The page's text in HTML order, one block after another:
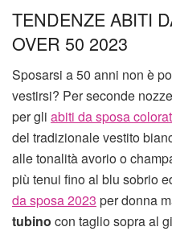
TENDENZE ABITI
OVER 50 2023
Sposarsi a 50 anni non è
vestirsi? Per seconde
per gli abiti da sposa
del tradizionale vestito
alle tonalità avorio o
più tenui fino al blu sobrio
da sposa 2023 per donna
tubino con taglio sopra al